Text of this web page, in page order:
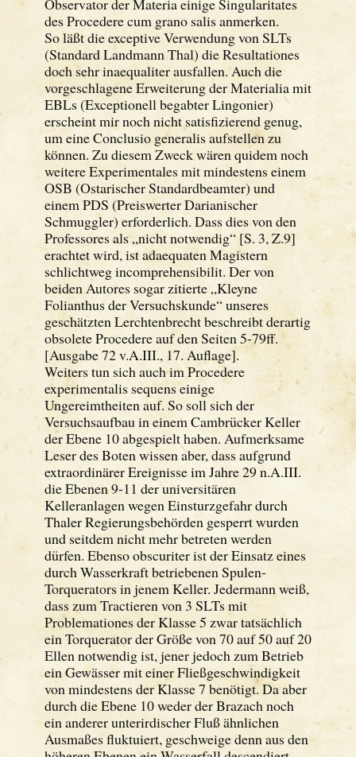
des Procedere cum grano salis anmerken.
So läßt die exceptive Verwendung von SLTs
(Standard Landmann Thal) die Resultationes
doch sehr inaequaliter ausfallen. Auch die
vorgeschlagene Erweiterung der Materialia mit
EBLs (Exceptionell begabter Lingonier)
erscheint mir noch nicht satisfizierend genug,
um eine Conclusio generalis aufstellen zu
können. Zu diesem Zweck wären quidem noch
weitere Experimentales mit mindestens einem
OSB (Ostarischer Standardbeamter) und
einem PDS (Preiswerter Darianischer
Schmuggler) erforderlich. Dass dies von den
Professores als „nicht notwendig“ [S. 3, Z.9]
erachtet wird, ist adaequaten Magistern
schlichtweg incomprehensibilit. Der von
beiden Autores sogar zitierte „Kleyne
Folianthus der Versuchskunde“ unseres
geschätzten Lerchtenbrecht beschreibt derartig
obsolete Procedere auf den Seiten 5-79ff.
[Ausgabe 72 v.A.III., 17. Auflage].
Weiters tun sich auch im Procedere
experimentalis sequens einige
Ungereimtheiten auf. So soll sich der
Versuchsaufbau in einem Cambrücker Keller
der Ebene 10 abgespielt haben. Aufmerksame
Leser des Boten wissen aber, dass aufgrund
extraordinärer Ereignisse im Jahre 29 n.A.III.
die Ebenen 9-11 der universitären
Kelleranlagen wegen Einsturzgefahr durch
Thaler Regierungsbehörden gesperrt wurden
und seitdem nicht mehr betreten werden
dürfen. Ebenso obscuriter ist der Einsatz eines
durch Wasserkraft betriebenen Spulen-
Torquerators in jenem Keller. Jedermann weiß,
dass zum Tractieren von 3 SLTs mit
Problemationes der Klasse 5 zwar tatsächlich
ein Torquerator der Größe von 70 auf 50 auf 20
Ellen notwendig ist, jener jedoch zum Betrieb
ein Gewässer mit einer Fließgeschwindigkeit
von mindestens der Klasse 7 benötigt. Da aber
durch die Ebene 10 weder der Brazach noch
ein anderer unterirdischer Fluß ähnlichen
Ausmaßes fluktuiert, geschweige denn aus den